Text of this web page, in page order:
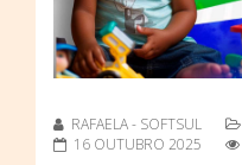
RAFAELA - SOFTSUL
16 OUTUBRO 2025